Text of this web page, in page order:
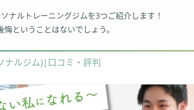
ナルトレーニングジムを3つご紹介します！
ということはないでしょう。
ナルジム)|口コミ・評判